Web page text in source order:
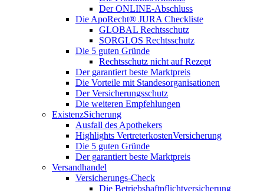
Der ONLINE-Abschluss
Die ApoRecht® JURA Checkliste
GLOBAL Rechtsschutz
SORGLOS Rechtsschutz
Die 5 guten Gründe
Rechtsschutz nicht auf Rezept
Der garantiert beste Marktpreis
Die Vorteile mit Standesorganisationen
Der Versicherungsschutz
Die weiteren Empfehlungen
ExistenzSicherung
Ausfall des Apothekers
Highlights VertreterkostenVersicherung
Die 5 guten Gründe
Der garantiert beste Marktpreis
Versandhandel
Versicherungs-Check
Die Betriebshaftpflichtversicherung